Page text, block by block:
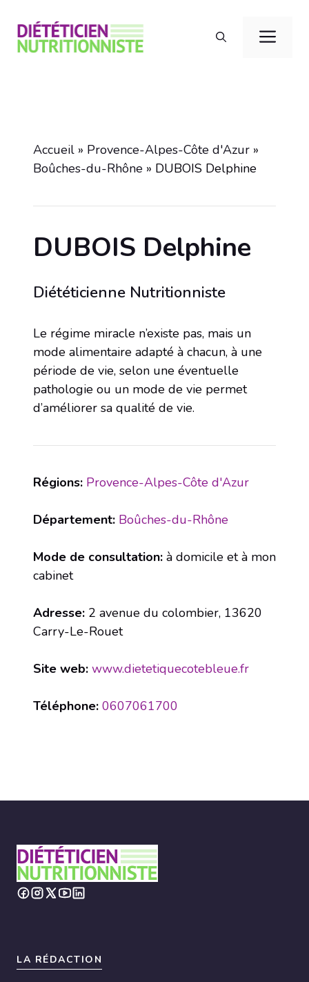
contenu
Accueil » Provence-Alpes-Côte d'Azur »
Boûches-du-Rhône » DUBOIS Delphine
DUBOIS Delphine
Diététicienne Nutritionniste
Le régime miracle n’existe pas, mais un
mode alimentaire adapté à chacun, à une
période de vie, selon une éventuelle
pathologie ou un mode de vie permet
d’améliorer sa qualité de vie.
Régions: Provence-Alpes-Côte d'Azur
Département: Boûches-du-Rhône
Mode de consultation: à domicile et à mon
cabinet
Adresse: 2 avenue du colombier, 13620
Carry-Le-Rouet
Site web: www.dietetiquecotebleue.fr
Téléphone: 0607061700
LA RÉDACTION